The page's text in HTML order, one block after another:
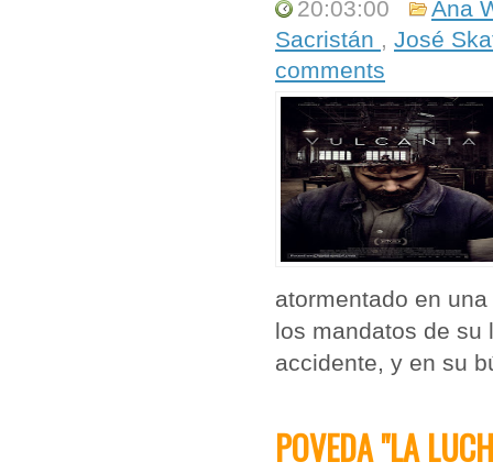
20:03:00
Ana
Sacristán , José
comments
atormentado en
los mandatos de su
accidente, y en su
POVEDA "LA